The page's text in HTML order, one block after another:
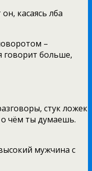
касаясь лба
–
говорит больше,
стук ложек
чём ты думаешь.
мужчина с